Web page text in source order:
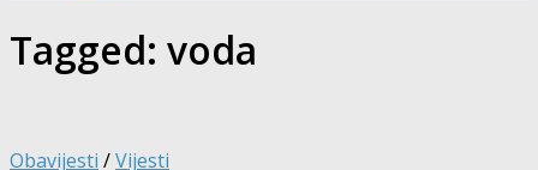
Tagged: voda
Obavijesti /Vijesti